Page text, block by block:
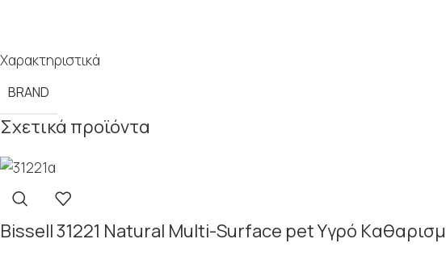
Χαρακτηριστικά
BRAND
Σχετικά προϊόντα
Bissell 31221 Natural Multi-Surface pet Yγρό